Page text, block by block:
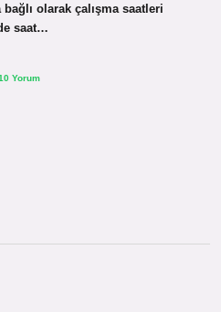
bağlı olarak çalışma saatleri
saat…
Yorum